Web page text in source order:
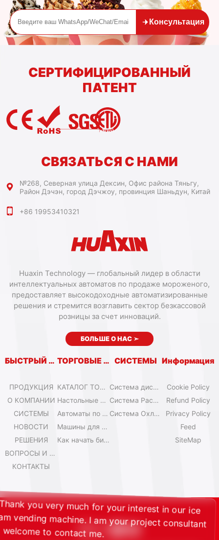
Консультация
Huaxin Technology — глобальный лидер в области
интеллектуальных автоматов по продаже мороженого,
предоставляет высокодоходные автоматизированные
решения и стремится возглавить сектор безкассовой
розницы за счет инноваций.
БОЛЬШЕ О НАС ➣
БЫСТРЫЙ ВХОД
ПРОДУКЦИЯ
О КОМПАНИИ
СИСТЕМЫ
НОВОСТИ
РЕШЕНИЯ
ВОПРОСЫ И ОТВЕТЫ
КОНТАКТЫ
ТОРГОВЫЕ АВТОМАТЫ
КАТАЛОГ ТОРГОВЫХ АВТОМАТОВ
Настольные мини-машины для мороженого
Автоматы по продаже мороженого Olala
Машины для мороженого IYogurt
Как начать бизнес с автоматами мороженого?
СИСТЕМЫ
Система дистанционного управления
Система Расширения
Система Охлаждения
Информация
Cookie Policy
Refund Policy
Privacy Policy
Feed
SiteMap
СЕРТИФИЦИРОВАННЫЙ
ПАТЕНТ
СВЯЗАТЬСЯ С НАМИ
№268, Северная улица Дексин, Офис района Тяньгу,
Район Дэчэн, город Дэчжоу, провинция Шаньдун, Китай
+86 19953410321
Hi, Thank you very much for your interest in our ice
cream vending machine. I am your project consultant